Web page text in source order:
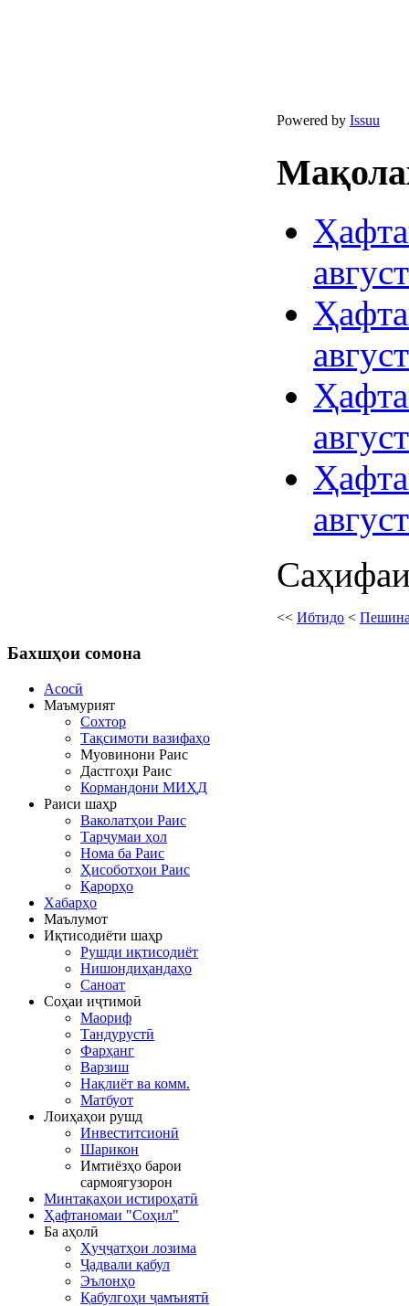
Powered by Issuu
<< Ибтидо <
Бахшҳои сомона
Асосӣ
Маъмурият
Сохтор
Тақсимоти вазифаҳо
Муовинони Раис
Дастгоҳи Раис
Кормандони МИҲД
Раиси шаҳр
Ваколатҳои Раис
Тарҷумаи ҳол
Нома ба Раис
Ҳисоботҳои Раис
Қарорҳо
Хабарҳо
Маълумот
Иқтисодиёти шаҳр
Рушди иқтисодиёт
Нишондиҳандаҳо
Саноат
Соҳаи иҷтимоӣ
Маориф
Тандурустӣ
Фарҳанг
Варзиш
Нақлиёт ва комм.
Матбуот
Лоиҳаҳои рушд
Инвеститсионӣ
Шарикон
Имтиёзҳо барои
сармоягузорон
Минтақаҳои истироҳатӣ
Ҳафтаномаи "Соҳил"
Ба аҳолӣ
Ҳуҷҷатҳои лозима
Ҷадвали қабул
Эълонҳо
Қабулгоҳи ҷамъиятӣ